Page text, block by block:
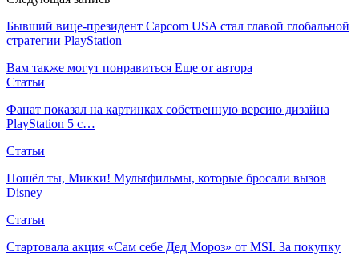
Бывший вице-президент Capcom USA стал главой глобальной
стратегии PlayStation
Вам также могут понравиться Еще от автора
Статьи
Фанат показал на картинках собственную версию дизайна
PlayStation 5 с…
Статьи
Пошёл ты, Микки! Мультфильмы, которые бросали вызов
Disney
Статьи
Стартовала акция «Сам себе Дед Мороз» от MSI. За покупку